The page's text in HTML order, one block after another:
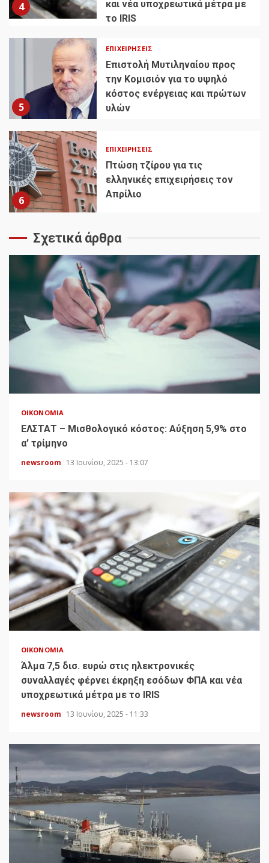
4
και νέα υποχρεωτικά μέτρα με
το IRIS
5
ΕΠΙΧΕΙΡΉΣΕΙΣ
Επιστολή Μυτιληναίου προς
την Κομισιόν για το υψηλό
κόστος ενέργειας και πρώτων
υλών
6
ΕΠΙΧΕΙΡΉΣΕΙΣ
Πτώση τζίρου για τις
ελληνικές επιχειρήσεις τον
Απρίλιο
Σχετικά άρθρα
ΟΙΚΟΝΟΜΊΑ
ΕΛΣΤΑΤ – Μισθολογικό κόστος: Αύξηση 5,9% στο
α’ τρίμηνο
newsroom 13 Ιουνίου, 2025 - 13:07
ΟΙΚΟΝΟΜΊΑ
Άλμα 7,5 δισ. ευρώ στις ηλεκτρονικές
συναλλαγές φέρνει έκρηξη εσόδων ΦΠΑ και νέα
υποχρεωτικά μέτρα με το IRIS
newsroom 13 Ιουνίου, 2025 - 11:33